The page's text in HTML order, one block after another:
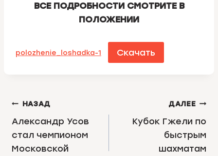
ВСЕ ПОДРОБНОСТИ СМОТРИТЕ В
ПОЛОЖЕНИИ
polozhenie_loshadka-1 Скачать
НАВИГАЦИЯ
ПО
ЗАПИСЯМ
НАЗАД
Александр Усов
стал чемпионом
Московской
ДАЛЕЕ
Кубок Гжели по
быстрым
шахматам